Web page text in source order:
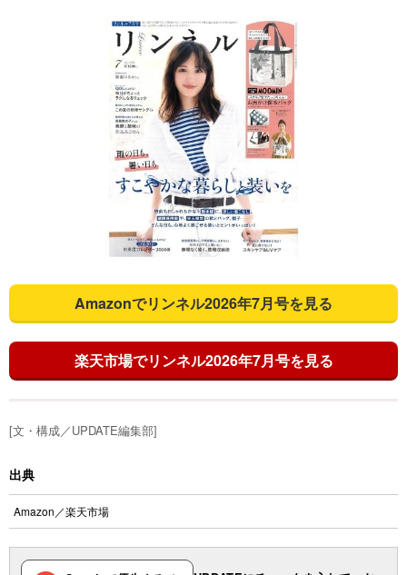
Amazonでリンネル2026年7月号を見る
楽天市場でリンネル2026年7月号を見る
[文・構成／UPDATE編集部]
出典
Amazon ／楽天市場